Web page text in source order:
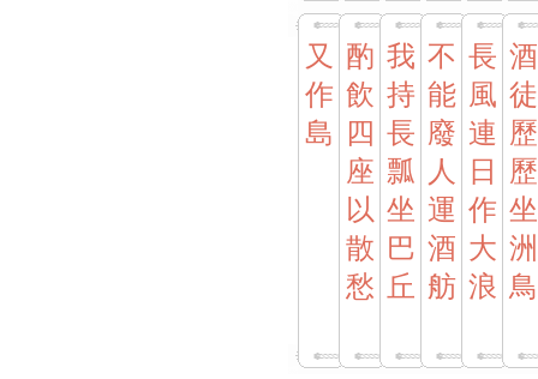
又
作
島
酌
飲
四
座
以
散
愁
我
持
長
瓢
坐
巴
丘
不
能
廢
人
運
酒
舫
長
風
連
日
作
大
浪
酒
徒
歷
歷
坐
洲
鳥